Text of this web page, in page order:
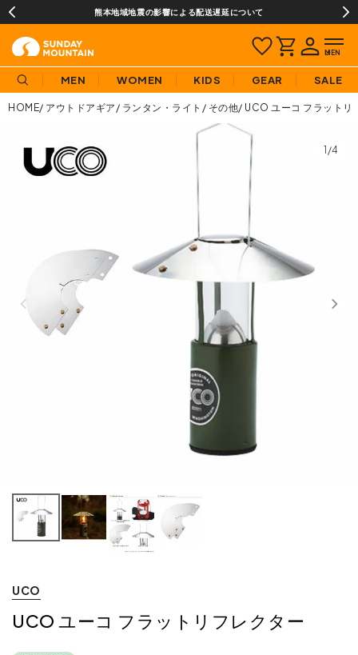
熊本地域地震の影響による配送遅延について
MEN WOMEN KIDS GEAR SALE
HOME アウトドアギア ランタン・ライト その他 UCO ユーコ フラットリ
1/4
UCO
UCO ユーコ フラットリフレクター